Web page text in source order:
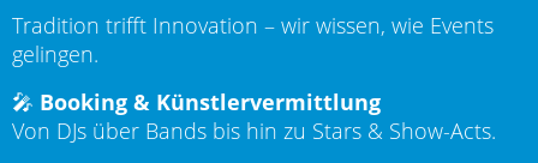
Tradition trifft Innovation – wir wissen, wie Events
gelingen.
🎤 Booking & Künstlervermittlung
Von DJs über Bands bis hin zu Stars & Show-Acts.